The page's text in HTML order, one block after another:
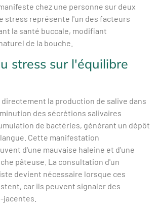
chez une personne sur deux
stress représente l'un des facteurs
la santé buccale, modifiant
de la bouche.
stress sur l'équilibre
la production de salive dans
des sécrétions salivaires
de bactéries, générant un dépôt
Cette manifestation
d'une mauvaise haleine et d'une
pâteuse. La consultation d'un
devient nécessaire lorsque ces
car ils peuvent signaler des